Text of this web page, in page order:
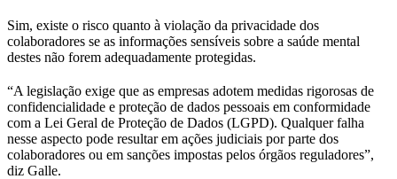
Sim, existe o risco quanto à violação da privacidade dos
colaboradores se as informações sensíveis sobre a saúde mental
destes não forem adequadamente protegidas.
“A legislação exige que as empresas adotem medidas rigorosas de
confidencialidade e proteção de dados pessoais em conformidade
com a Lei Geral de Proteção de Dados (LGPD). Qualquer falha
nesse aspecto pode resultar em ações judiciais por parte dos
colaboradores ou em sanções impostas pelos órgãos reguladores”,
diz Galle.